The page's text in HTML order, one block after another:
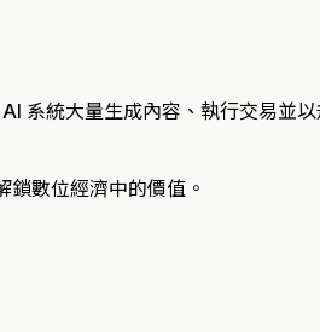
系統大量生成內容、執行交易並
數位經濟中的價值。